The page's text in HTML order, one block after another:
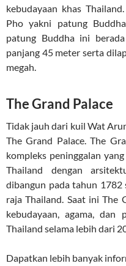
kebudayaan khas
Pho yakni patung
patung Buddha ini
panjang 45 meter serta
megah.
The Grand Palace
Tidak jauh dari kuil Wat
The Grand Palace. The
kompleks peninggalan
Thailand dengan
dibangun pada tahun 1782
raja Thailand. Saat ini The
kebudayaan, agama, dan
Thailand selama lebih dari
Dapatkan lebih banyak